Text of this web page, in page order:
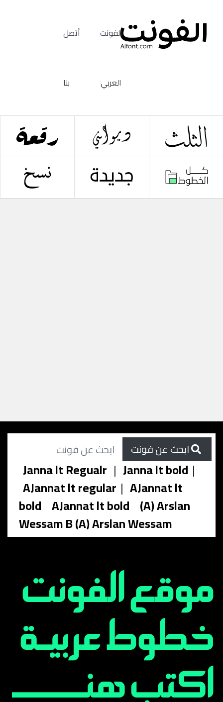
الفونت
العربي
أتصل
بنا
Janna lt Regualr | Janna lt bold |
AJannat lt regular | AJannat lt
bold AJannat lt bold (A) Arslan
Wessam B (A) Arslan Wessam